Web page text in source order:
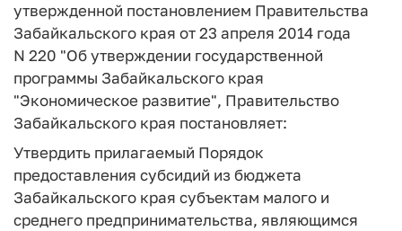
утвержденной постановлением Правительства
Забайкальского края от 23 апреля 2014 года
N 220 "Об утверждении государственной
программы Забайкальского края
"Экономическое развитие", Правительство
Забайкальского края постановляет:
Утвердить прилагаемый Порядок
предоставления субсидий из бюджета
Забайкальского края субъектам малого и
среднего предпринимательства, являющимся